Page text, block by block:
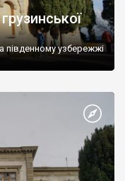
південному узбережжі